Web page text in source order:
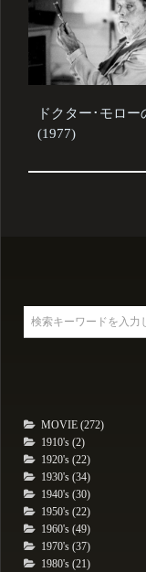
ドクター･モロー
(1977)
MOVIE (272)
1910's (2)
1920's (22)
1930's (34)
1940's (30)
1950's (22)
1960's (49)
1970's (37)
1980's (21)